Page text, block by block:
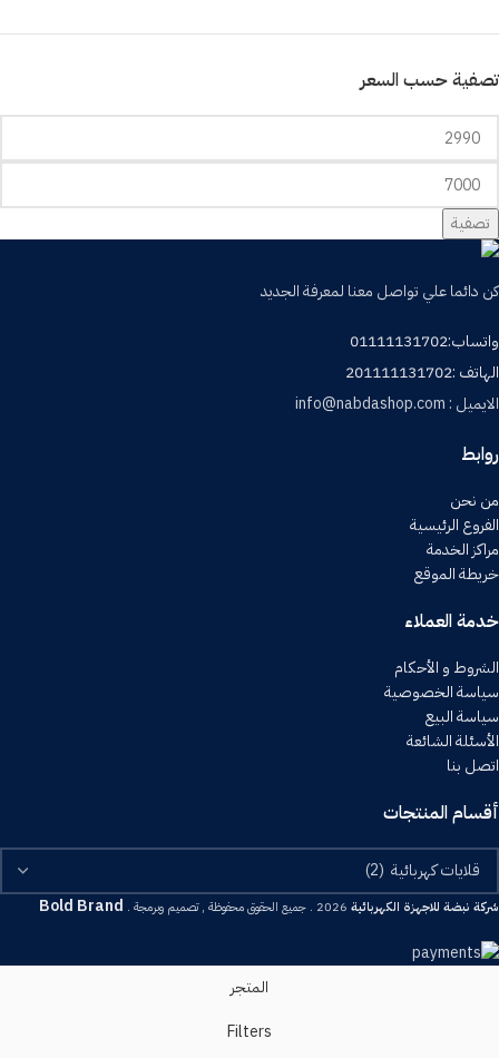
تصفية حسب السعر
تصفية
كن دائما علي تواصل معنا لمعرفة الجديد
واتساب:01111131702
الهاتف :201111131702
الايميل : info@nabdashop.com
روابط
من نحن
الفروع الرئيسية
مراكز الخدمة
خريطة الموقع
خدمة العملاء
الشروط و الأحكام
سياسة الخصوصية
سياسة البيع
الأسئلة الشائعة
اتصل بنا
أقسام المنتجات
شركة نبضة للاجهزة الكهربائية 2026 . جميع الحقوق محفوظة , تصميم وبرمجة . Bold Brand
المتجر
Filters